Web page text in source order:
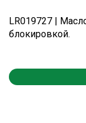
LR019727 |
блокировкой.